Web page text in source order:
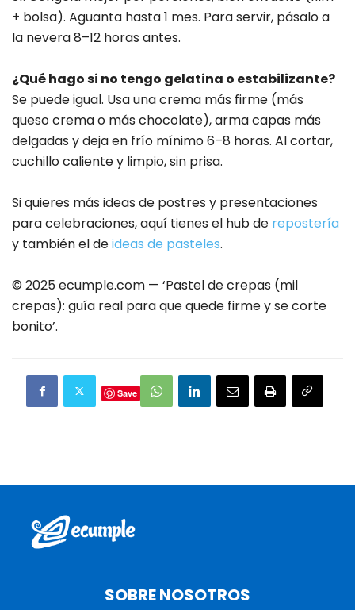
+ bolsa). Aguanta hasta 1 mes. Para servir, pásalo a
la nevera 8–12 horas antes.
¿Qué hago si no tengo gelatina o estabilizante?
Se puede igual. Usa una crema más firme (más
queso crema o más chocolate), arma capas más
delgadas y deja en frío mínimo 6–8 horas. Al cortar,
cuchillo caliente y limpio, sin prisa.
Si quieres más ideas de postres y presentaciones
para celebraciones, aquí tienes el hub de repostería
y también el deideas de pasteles.
© 2025 ecumple.com — ‘Pastel de crepas (mil
crepas): guía real para que quede firme y se corte
bonito’.
Save
SOBRE NOSOTROS